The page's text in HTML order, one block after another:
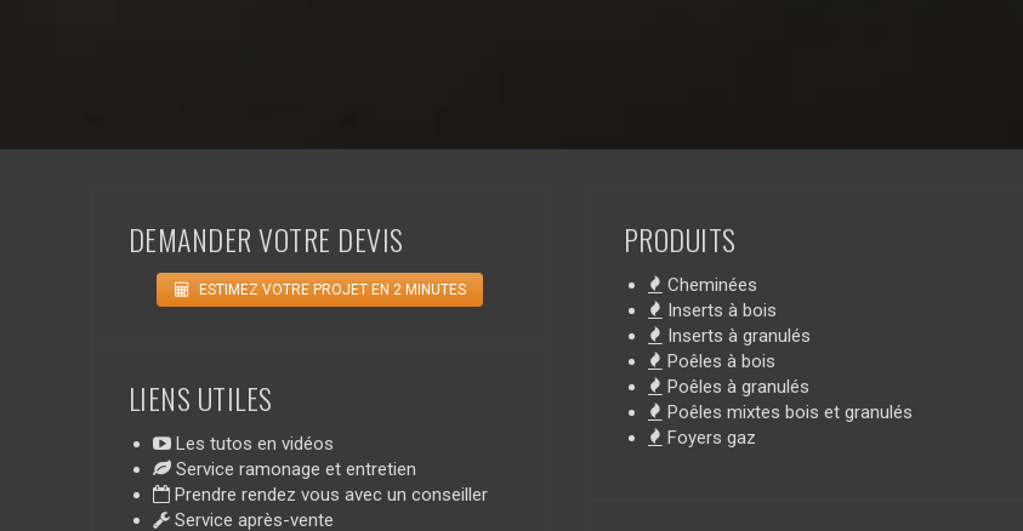
DEMANDER VOTRE DEVIS
ESTIMEZ VOTRE PROJET EN 2 MINUTES
LIENS UTILES
Les tutos en vidéos
Service ramonage et entretien
Prendre rendez vous avec un conseiller
Service après-vente
PRODUITS
Cheminées
Inserts à bois
Inserts à granulés
Poêles à bois
Poêles à granulés
Poêles mixtes bois et granulés
Foyers gaz